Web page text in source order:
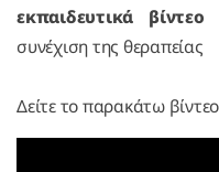
εκπαιδευτικά βίντεο
συνέχιση της θεραπείας
Δείτε το παρακάτω βίντεο